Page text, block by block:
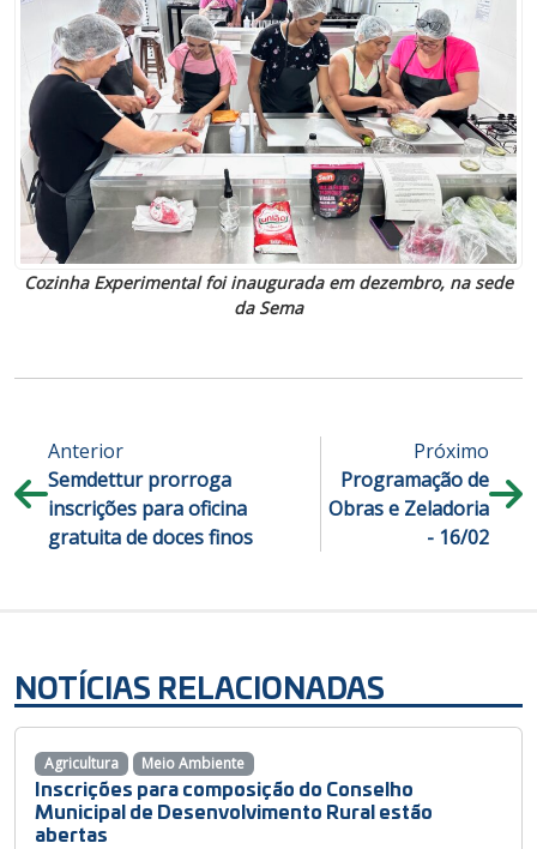
Cozinha Experimental foi inaugurada em dezembro, na sede
da Sema
Anterior
Semdettur prorroga
inscrições para oficina
gratuita de doces finos
Próximo
Programação de
Obras e Zeladoria
- 16/02
NOTÍCIAS RELACIONADAS
Inscrições para composição do Conselho
Municipal de Desenvolvimento Rural estão
abertas
Agricultura Meio Ambiente